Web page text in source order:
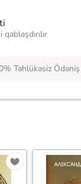
Təhlükəsiz Ödəniş